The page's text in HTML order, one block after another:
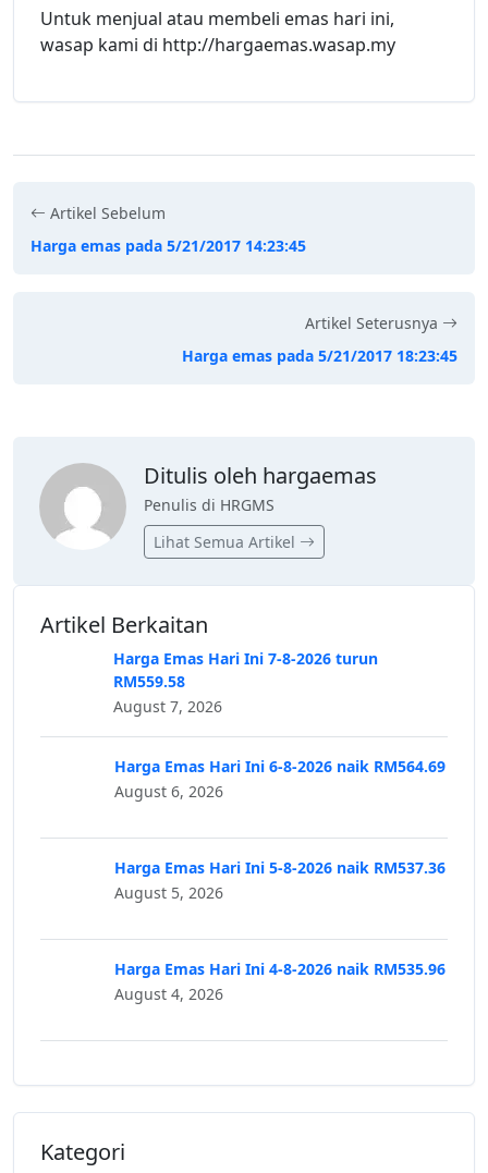
Untuk menjual atau membeli emas hari ini,
wasap kami di http://hargaemas.wasap.my
Artikel Sebelum
Harga emas pada 5/21/2017 14:23:45
Artikel Seterusnya
Harga emas pada 5/21/2017 18:23:45
Ditulis oleh hargaemas
Penulis di HRGMS
Lihat Semua Artikel
Artikel Berkaitan
Harga Emas Hari Ini 7-8-2026 turun
RM559.58
August 7, 2026
Harga Emas Hari Ini 6-8-2026 naik RM564.69
August 6, 2026
Harga Emas Hari Ini 5-8-2026 naik RM537.36
August 5, 2026
Harga Emas Hari Ini 4-8-2026 naik RM535.96
August 4, 2026
Kategori